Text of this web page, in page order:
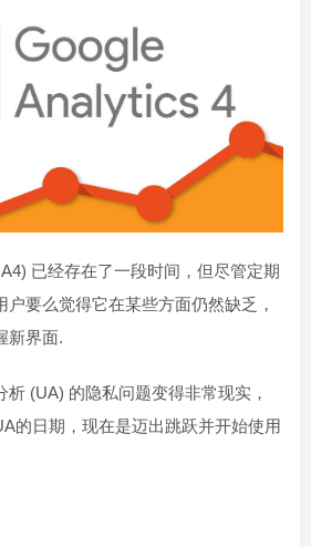
已经存在了一段时间，但尽管定期
要么觉得它在某些方面仍然缺乏，
新界面.
(UA) 的隐私问题变得非常现实，
的日期，现在是迈出跳跃并开始使用